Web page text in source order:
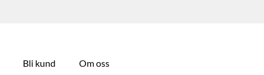
Bli kund Om oss